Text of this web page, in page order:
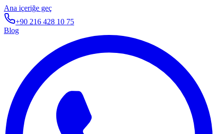
Ana içeriğe geç
+90 216 428 10 75
Blog